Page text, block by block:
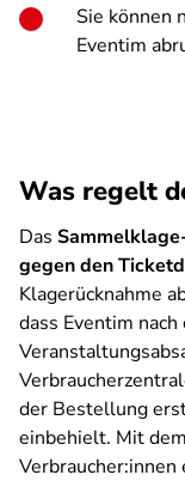
Sie können
Eventim
Was regelt
Das
gegen den
Klagerücknahme
dass Eventim
der Bestellung
einbehielt. Mit
Verbraucher:innen